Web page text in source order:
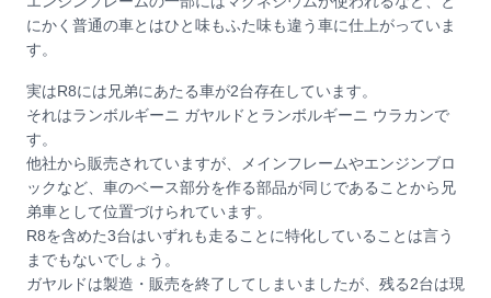
にかく普通の車とはひと味もふた味も違う車に仕上がっていま
す。
実はR8には兄弟にあたる車が2台存在しています。
それはランボルギーニ ガヤルドとランボルギーニ ウラカンで
す。
他社から販売されていますが、メインフレームやエンジンブロ
ックなど、車のベース部分を作る部品が同じであることから兄
弟車として位置づけられています。
R8を含めた3台はいずれも走ることに特化していることは言う
までもないでしょう。
ガヤルドは製造・販売を終了してしまいましたが、残る2台は現